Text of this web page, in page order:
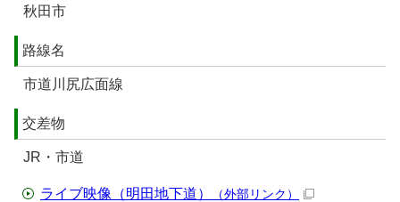
秋田市
路線名
市道川尻広面線
交差物
JR・市道
ライブ映像（明田地下道） （外部リンク）